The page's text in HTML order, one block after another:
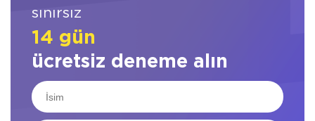
sınırsız
14 gün
ücretsiz deneme alın